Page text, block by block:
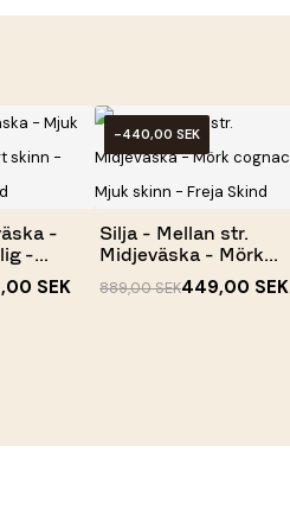
-
-
SEK
-440,00 SEK
Silja - Mellan str.
Midjeväska - Mörk
cognac -...
889,00 SEK449,00 SEK